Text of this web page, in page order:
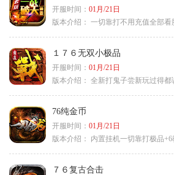
开服时间： 01月/21日
版本介绍： 一切靠打不用充值全部看
１７６无双小极品
开服时间： 01月/21日
版本介绍： 全新打鬼子尝新玩过得都
76纯金币
开服时间： 01月/21日
版本介绍：
内置挂机一切靠打极品+6
７６复古合击